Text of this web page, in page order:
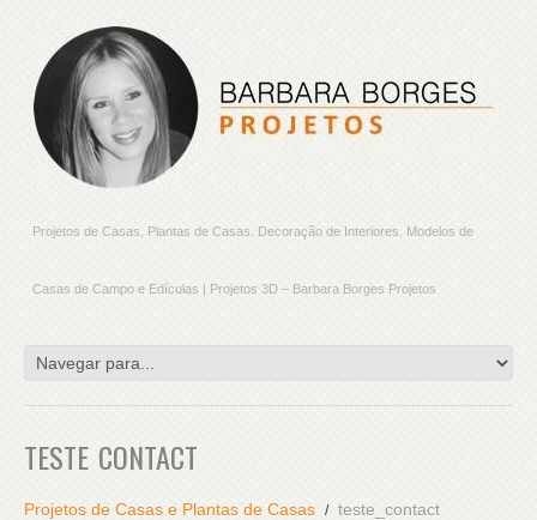
Projetos de Casas, Plantas de Casas. Decoração de Interiores. Modelos de
Casas de Campo e Edículas | Projetos 3D – Barbara Borges Projetos
TESTE_CONTACT
Projetos de Casas e Plantas de Casas teste_contact